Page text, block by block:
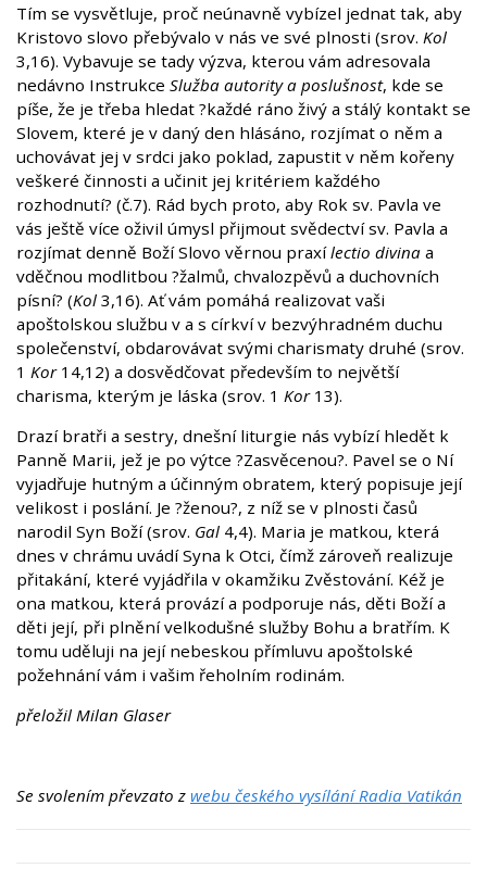
Tím se vysvětluje, proč neúnavně vybízel jednat tak, aby
Kristovo slovo přebývalo v nás ve své plnosti (srov. Kol
3,16). Vybavuje se tady výzva, kterou vám adresovala
nedávno Instrukce Služba autority a poslušnost, kde se
píše, že je třeba hledat ?každé ráno živý a stálý kontakt se
Slovem, které je v daný den hlásáno, rozjímat o něm a
uchovávat jej v srdci jako poklad, zapustit v něm kořeny
veškeré činnosti a učinit jej kritériem každého
rozhodnutí? (č.7). Rád bych proto, aby Rok sv. Pavla ve
vás ještě více oživil úmysl přijmout svědectví sv. Pavla a
rozjímat denně Boží Slovo věrnou praxílectio divina a
vděčnou modlitbou ?žalmů, chvalozpěvů a duchovních
písní? (Kol 3,16). Ať vám pomáhá realizovat vaši
apoštolskou službu v a s církví v bezvýhradném duchu
společenství, obdarovávat svými charismaty druhé (srov.
1 Kor14,12) a dosvědčovat především to největší
charisma, kterým je láska (srov. 1 Kor13).
Drazí bratři a sestry, dnešní liturgie nás vybízí hledět k
Panně Marii, jež je po výtce ?Zasvěcenou?. Pavel se o Ní
vyjadřuje hutným a účinným obratem, který popisuje její
velikost i poslání. Je ?ženou?, z níž se v plnosti časů
narodil Syn Boží (srov. Gal 4,4). Maria je matkou, která
dnes v chrámu uvádí Syna k Otci, čímž zároveň realizuje
přitakání, které vyjádřila v okamžiku Zvěstování. Kéž je
ona matkou, která provází a podporuje nás, děti Boží a
děti její, při plnění velkodušné služby Bohu a bratřím. K
tomu uděluji na její nebeskou přímluvu apoštolské
požehnání vám i vašim řeholním rodinám.
přeložil Milan Glaser
Se svolením převzato z webu českého vysílání Radia Vatikán